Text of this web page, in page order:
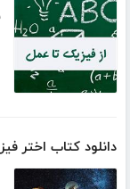
دانلود کتاب اختر